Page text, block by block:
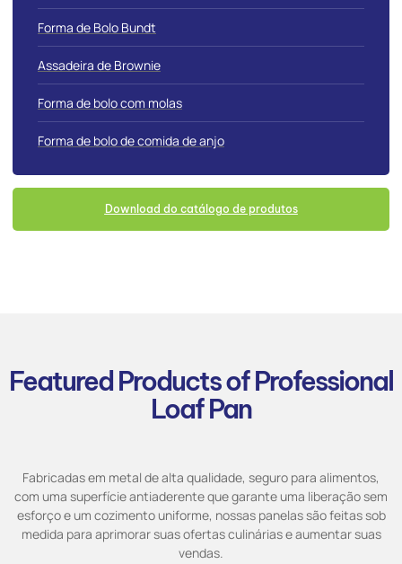
Forma de Bolo Bundt
Assadeira de Brownie
Forma de bolo com molas
Forma de bolo de comida de anjo
Download do catálogo de produtos
Featured Products of Professional
Loaf Pan
Fabricadas em metal de alta qualidade, seguro para alimentos,
com uma superfície antiaderente que garante uma liberação sem
esforço e um cozimento uniforme, nossas panelas são feitas sob
medida para aprimorar suas ofertas culinárias e aumentar suas
vendas.